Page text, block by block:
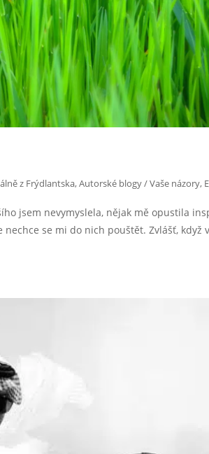
z Frýdlantska,Autorské blogy / Vaše názory,
jsem nevymyslela, nějak mě opustila
se mi do nich pouštět. Zvlášť, když